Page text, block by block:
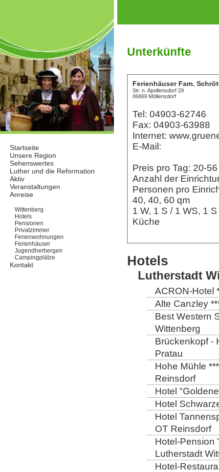
Startseite
Unsere Region
Sehenswertes
Luther und die Reformation
Aktiv
Veranstaltungen
Anreise
Wittenberg
Hotels
Pensionen
Privatzimmer
Ferienwohnungen
Ferienhäuser
Jugendherbergen
Campingplätze
Kontakt
Unterkünfte
Ferienhäuser Fam.
Str. n. Apollensdorf 29
06869 Möllensdorf
Tel: 04903-62746
Fax: 04903-63988
Internet:
E-Mail:
Preis pro Tag: 20-
Anzahl der
Personen pro
40, 40, 60 qm
1 W, 1 S / 1 WS, 1
Küche
Hotels
Lutherstadt
ACRON-Hotel
Alte Canzley
Best Western
Wittenberg
Brückenkopf -
Pratau
Hohe Mühle
Reinsdorf
Hotel
Hotel
Hotel
OT Reinsdorf
Hotel-Pension
Lutherstadt
Hotel-